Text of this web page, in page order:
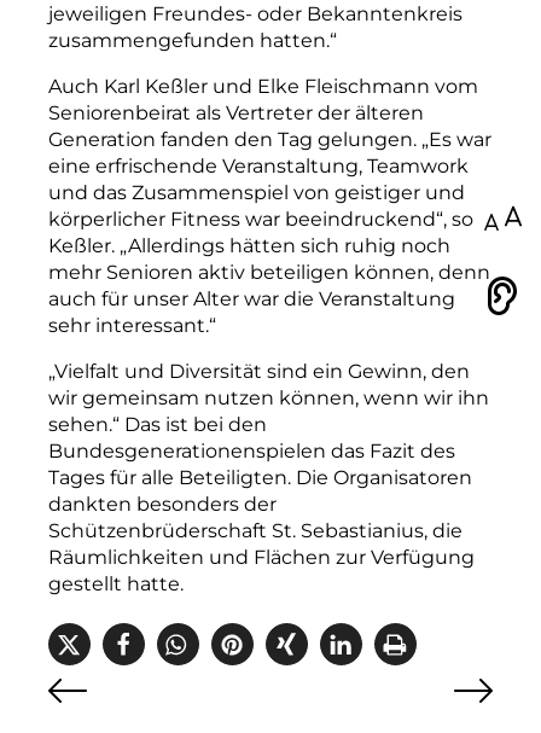
jeweiligen Freundes- oder Bekanntenkreis
zusammengefunden hatten.“
Auch Karl Keßler und Elke Fleischmann vom
Seniorenbeirat als Vertreter der älteren
Generation fanden den Tag gelungen. „Es war
eine erfrischende Veranstaltung, Teamwork
und das Zusammenspiel von geistiger und
körperlicher Fitness war beeindruckend“, so
Keßler. „Allerdings hätten sich ruhig noch
mehr Senioren aktiv beteiligen können, denn
auch für unser Alter war die Veranstaltung
sehr interessant.“
„Vielfalt und Diversität sind ein Gewinn, den
wir gemeinsam nutzen können, wenn wir ihn
sehen.“ Das ist bei den
Bundesgenerationenspielen das Fazit des
Tages für alle Beteiligten. Die Organisatoren
dankten besonders der
Schützenbrüderschaft St. Sebastianius, die
Räumlichkeiten und Flächen zur Verfügung
gestellt hatte.
100
Vorlesen